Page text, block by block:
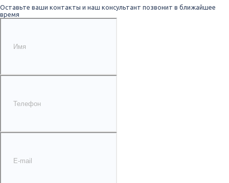
Оставьте ваши контакты и наш консультант позвонит в ближайшее
время